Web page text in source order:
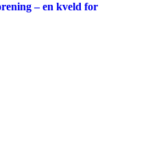
– en kveld for